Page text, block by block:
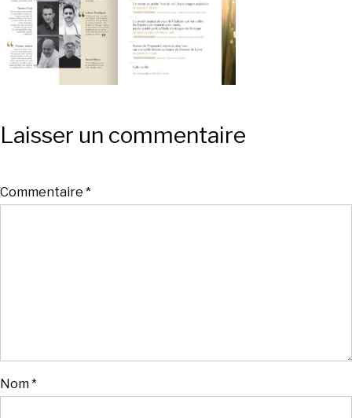
Laisser un commentaire
Commentaire *
Nom*